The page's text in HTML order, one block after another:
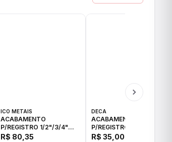
ICO METAIS
ACABAMENTO
P/REGISTRO 1/2"/3/4"
ACB CS ALV E ICO
R$ 80,35
DECA
ACABAMENTO
P/REGISTRO 1/2"/3/4" C-
35 DECA
R$ 35,00